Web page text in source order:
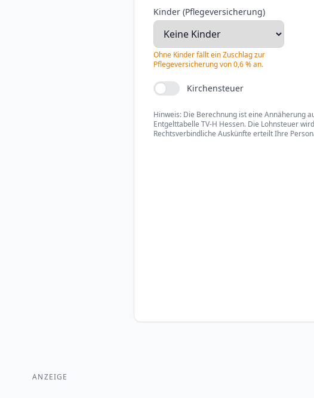
ANZEIGE
Kinder (Pflegeversicherung)
Ohne Kinder fällt ein Zuschlag zur
Pflegeversicherung von 0,6 % an.
Kirchensteuer
Hinweis: Die Berechnung ist eine Annäherung
Entgelttabelle TV-H Hessen. Die Lohnsteuer
Rechtsverbindliche Auskünfte erteilt Ihre